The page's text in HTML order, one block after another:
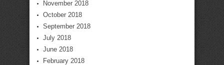
November 2018
October 2018
September 2018
July 2018
June 2018
February 2018